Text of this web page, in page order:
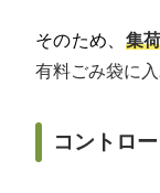
そのため、 集
有料ごみ袋に
コントロ